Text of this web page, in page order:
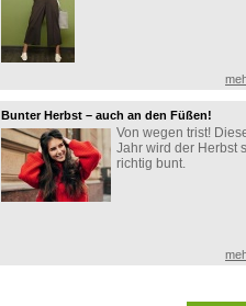
Bunter Herbst – auch an den Füßen!
Von wegen trist!
Jahr wird der Herbst
richtig bunt.